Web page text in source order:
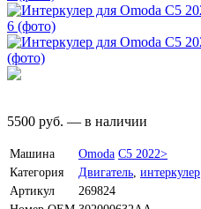
5500 руб. — в наличии
Машина Omoda C5 2022>
Категория
Двигатель интеркулер
Артикул
269824